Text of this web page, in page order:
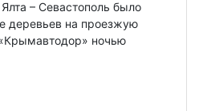
– Севастополь было
деревьев на проезжую
ночью